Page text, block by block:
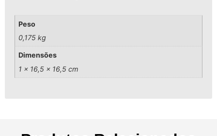
Peso
0,175 kg
Dimensões
1 × 16,5 × 16,5 cm